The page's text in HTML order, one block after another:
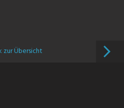
zur Übersicht